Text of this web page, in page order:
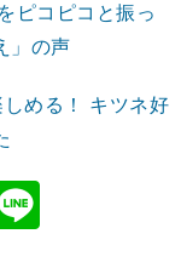
ピコピコと振っ
」の声
しめる！ キツネ好